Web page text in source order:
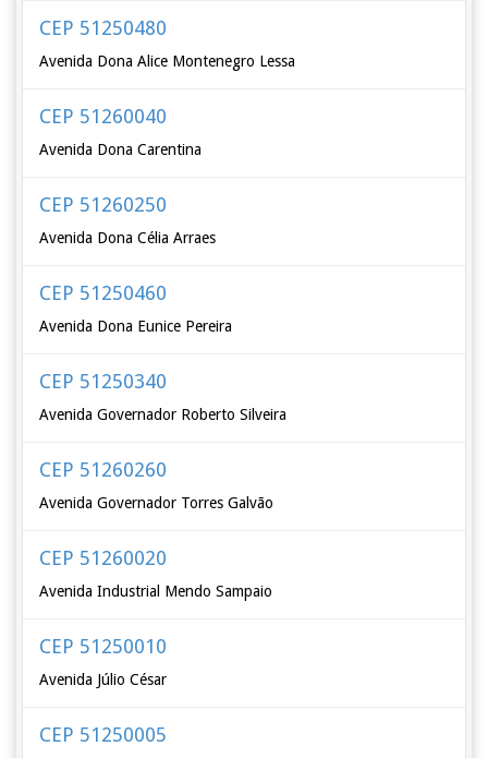
CEP 51250480
Avenida Dona Alice Montenegro Lessa
CEP 51260040
Avenida Dona Carentina
CEP 51260250
Avenida Dona Célia Arraes
CEP 51250460
Avenida Dona Eunice Pereira
CEP 51250340
Avenida Governador Roberto Silveira
CEP 51260260
Avenida Governador Torres Galvão
CEP 51260020
Avenida Industrial Mendo Sampaio
CEP 51250010
Avenida Júlio César
CEP 51250005